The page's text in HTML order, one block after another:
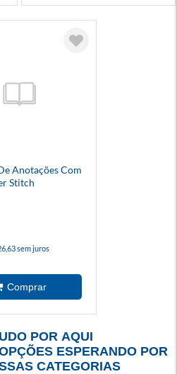
Anotações Com
Stitch
sem juros
POR AQUI
ESPERANDO POR
CATEGORIAS